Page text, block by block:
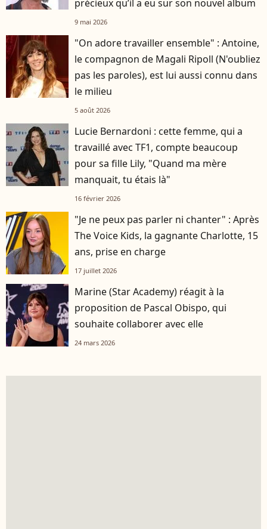
précieux qu’il a eu sur son nouvel album
9 mai 2026
"On adore travailler ensemble" : Antoine,
le compagnon de Magali Ripoll (N'oubliez
pas les paroles), est lui aussi connu dans
le milieu
5 août 2026
Lucie Bernardoni : cette femme, qui a
travaillé avec TF1, compte beaucoup
pour sa fille Lily, "Quand ma mère
manquait, tu étais là"
16 février 2026
"Je ne peux pas parler ni chanter" : Après
The Voice Kids, la gagnante Charlotte, 15
ans, prise en charge
17 juillet 2026
Marine (Star Academy) réagit à la
proposition de Pascal Obispo, qui
souhaite collaborer avec elle
24 mars 2026